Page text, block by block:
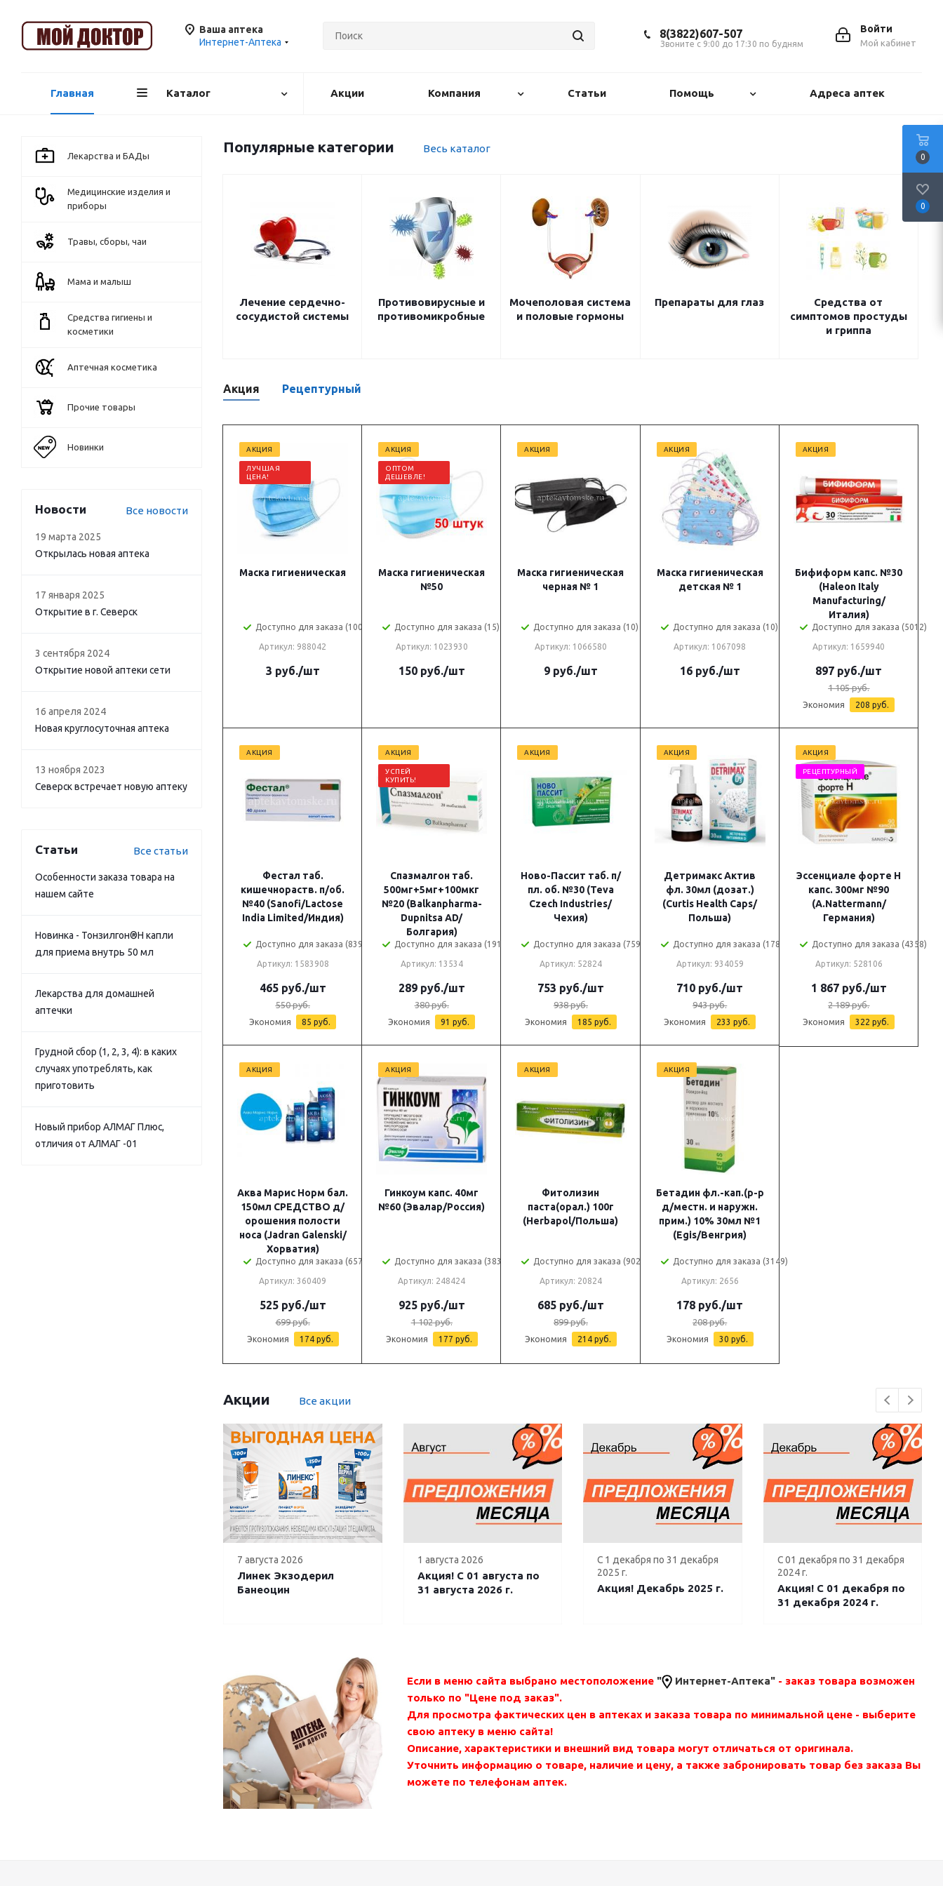
Ваша аптека
Интернет-Аптека
Войти
Мой кабинет
8(3822)607-507
Звоните с 9:00 до 17:30 по будням
Главная Каталог Акции Компания Статьи Помощь Адреса аптек
Популярные категории Весь каталог
Лечение сердечно-
сосудистой системы
Противовирусные и
противомикробные
Mочеполовая система
и половые гормоны
Препараты для глаз
Средства от
симптомов простуды
и гриппа
Акция Рецептурный
АКЦИЯ
ЛУЧШАЯ
ЦЕНА!
Маска гигиеническая
Доступно для заказа (100)
Артикул: 988042
3 руб./шт
АКЦИЯ
ОПТОМ
ДЕШЕВЛЕ!
Маска гигиеническая
№50
Доступно для заказа (15)
Артикул: 1023930
150руб./шт
АКЦИЯ
Маска гигиеническая
черная № 1
Доступно для заказа (10)
Артикул: 1066580
9руб./шт
АКЦИЯ
Маска гигиеническая
детская № 1
Доступно для заказа (10)
Артикул: 1067098
16руб./шт
АКЦИЯ
Бифиформ капс. №30
(Haleon Italy
Manufacturing/
Италия)
Доступно для заказа (5012)
Артикул: 1659940
897 руб./шт
1 105руб.
Экономия 208 руб.
АКЦИЯ
Фестал таб.
кишечнораств. п/об.
№40 (Sanofi/Lactose
India Limited/Индия)
Доступно для заказа (839)
Артикул: 1583908
465руб./шт
550руб.
Экономия 85 руб.
АКЦИЯ
УСПЕЙ
КУПИТЬ!
Спазмалгон таб.
500мг+5мг+100мкг
№20 (Balkanpharma-
Dupnitsa AD/
Болгария)
Доступно для заказа (1918)
Артикул: 13534
289руб./шт
380руб.
Экономия 91 руб.
АКЦИЯ
Ново-Пассит таб. п/
пл. об. №30 (Teva
Czech Industries/
Чехия)
Доступно для заказа (759)
Артикул: 52824
753 руб./шт
938руб.
Экономия 185 руб.
АКЦИЯ
Детримакс Актив
фл. 30мл (дозат.)
(Curtis Health Caps/
Польша)
Доступно для заказа (1789)
Артикул: 934059
710 руб./шт
943руб.
Экономия 233 руб.
АКЦИЯ
РЕЦЕПТУРНЫЙ
Эссенциале форте Н
капс. 300мг №90
(A.Nattermann/
Германия)
Доступно для заказа (4358)
Артикул: 528106
1 867руб./шт
2 189руб.
Экономия 322 руб.
АКЦИЯ
Аква Марис Норм бал.
150мл СРЕДСТВО д/
орошения полости
носа (Jadran Galenski/
Хорватия)
Доступно для заказа (657)
Артикул: 360409
525руб./шт
699руб.
Экономия 174руб.
АКЦИЯ
Гинкоум капс. 40мг
№60 (Эвалар/Россия)
Доступно для заказа (383)
Артикул: 248424
925руб./шт
1 102руб.
Экономия 177 руб.
АКЦИЯ
Фитолизин
паста(орал.) 100г
(Herbapol/Польша)
Доступно для заказа (902)
Артикул: 20824
685руб./шт
899руб.
Экономия 214руб.
АКЦИЯ
Бетадин фл.-кап.(р-р
д/местн. и наружн.
прим.) 10% 30мл №1
(Egis/Венгрия)
Доступно для заказа (3149)
Артикул: 2656
178 руб./шт
208руб.
Экономия 30 руб.
Акции Все акции
7 августа 2026
Линек Экзодерил
Банеоцин
1 августа 2026
Акция! С 01 августа по
31 августа 2026 г.
С 1 декабря по 31 декабря
2025 г.
Акция! Декабрь 2025 г.
С 01 декабря по 31 декабря
2024 г.
Акция! С 01 декабря по
31 декабря 2024 г.
Если в меню сайта выбрано местоположение" Интернет-Аптека"- заказ товара возможен
только по "Цене под заказ".
Для просмотра фактических цен в аптеках и заказа товара по минимальной цене - выберите
свою аптеку в меню сайта!
Описание, характеристики и внешний вид товара могут отличаться от оригинала.
Уточнить информацию о товаре, наличие и цену, а также забронировать товар без заказа Вы
можете по телефонам аптек.
Лекарства и БАДы
Медицинские изделия и
приборы
Травы, сборы, чаи
Мама и малыш
Средства гигиены и
косметики
Аптечная косметика
Прочие товары
Новинки
Новости Все новости
19 марта 2025
Открылась новая аптека
17 января 2025
Открытие в г. Северск
3 сентября 2024
Открытие новой аптеки сети
16 апреля 2024
Новая круглосуточная аптека
13 ноября 2023
Северск встречает новую аптеку
Статьи Все статьи
Особенности заказа товара на
нашем сайте
Новинка - Тонзилгон®Н капли
для приема внутрь 50 мл
Лекарства для домашней
аптечки
Грудной сбор (1, 2, 3, 4): в каких
случаях употреблять, как
приготовить
Новый прибор АЛМАГ Плюс,
отличия от АЛМАГ -01
0
0